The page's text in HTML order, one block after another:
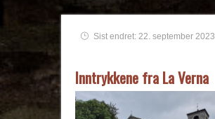
Sist endret: 22. september 2023
Inntrykkene fra La Verna